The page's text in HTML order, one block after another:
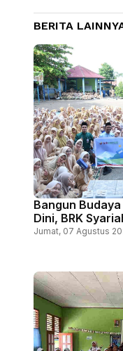
BERITA
Bangun
Dini, BRK
Literasi
Jumat, 07 Agustus